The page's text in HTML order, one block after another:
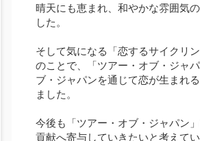
晴天にも恵まれ、和やかな雰囲気
した。
そして気になる「恋するサイクリ
のことで、「ツアー・オブ・ジャ
ブ・ジャパンを通じて恋が生まれ
ました。
今後も「ツアー・オブ・ジャパン
貢献へ寄与していきたいと考えてい